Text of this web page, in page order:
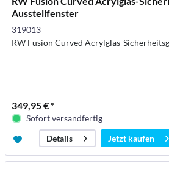
Ausstellfenster
319013
RW Fusion Curved Acrylglas-
349,95 € *
Sofort versandfertig
Details
Jetzt kaufen